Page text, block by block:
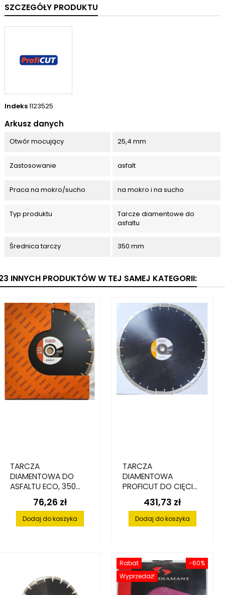
SZCZEGÓŁY PRODUKTU
Indeks1123525
Arkusz danych
Otwór mocujący 25,4 mm
Zastosowanie asfalt
Praca na mokro/sucho na mokro i na sucho
Typ produktu
Tarcze diamentowe do
asfaltu
Średnica tarczy 350 mm
INNYCH PRODUKTÓW W TEJ SAMEJ KATEGORII:
TARCZA
DIAMENTOWA DO
ASFALTU ECO, 350
MM X 25.4 MM
Cena
76,26 zł
Dodaj do koszyka
TARCZA
DIAMENTOWA
PROFICUT DO CIĘCIA
ASFALTU, 450 X 25,4
X 15 MMCena
431,73 zł
Dodaj do koszyka
-60%
Rabat
Wyprzedaż!